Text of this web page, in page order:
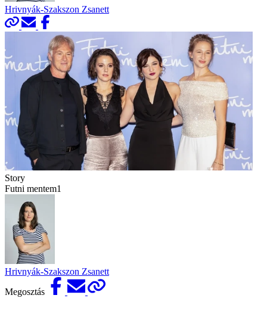
Hrivnyák-Szakszon Zsanett
Story
Futni mentem1
Hrivnyák-Szakszon Zsanett
Megosztás